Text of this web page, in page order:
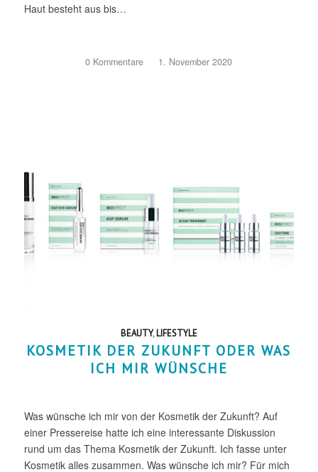
Haut besteht aus bis…
0 Kommentare
/ 1. November 2020
BEAUTY,LIFESTYLE
KOSMETIK DER ZUKUNFT ODER WAS
ICH MIR WÜNSCHE
Was wünsche ich mir von der Kosmetik der Zukunft? Auf
einer Pressereise hatte ich eine interessante Diskussion
rund um das Thema Kosmetik der Zukunft. Ich fasse unter
Kosmetik alles zusammen. Was wünsche ich mir? Für mich